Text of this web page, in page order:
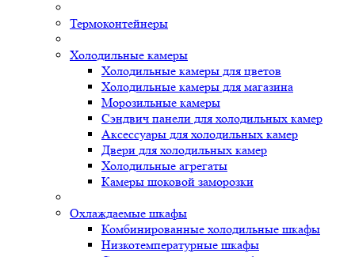
Термоконтейнеры
Холодильные камеры
Холодильные камеры для цветов
Холодильные камеры для магазина
Морозильные камеры
Сэндвич панели для холодильных камер
Аксессуары для холодильных камер
Двери для холодильных камер
Холодильные агрегаты
Камеры шоковой заморозки
Охлаждаемые шкафы
Комбинированные холодильные шкафы
Низкотемпературные шкафы